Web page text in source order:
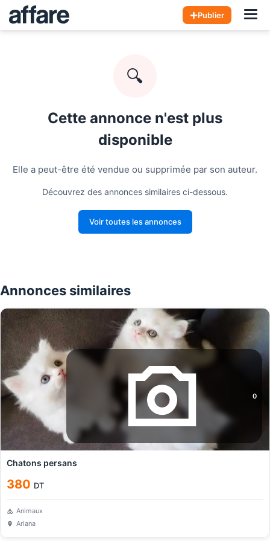
Publier
🔍
Cette annonce n'est plus
disponible
Elle a peut-être été vendue ou supprimée par son auteur.
Découvrez des annonces similaires ci-dessous.
Voir toutes les annonces
Annonces similaires
0
Chatons persans
380 DT
Animaux
Ariana